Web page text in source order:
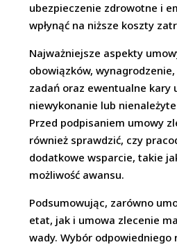
ubezpieczenie zdrowotne i
wpłynąć na niższe koszty
Najważniejsze aspekty
obowiązków,
zadań oraz ewentualne kary
niewykonanie lub
Przed podpisaniem umowy
również sprawdzić, czy
dodatkowe wsparcie, takie
możliwość awansu.
Podsumowując, zarówno
etat, jak i umowa zlecenie
wady. Wybór odpowiedniego